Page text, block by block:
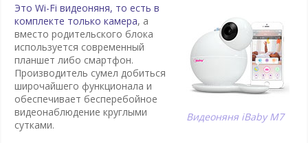
Видеоняня iBaby M7
Это Wi-Fi видеоняня, то есть в
комплекте только камера, а
вместо родительского блока
используется современный
планшет либо смартфон.
Производитель сумел добиться
широчайшего функционала и
обеспечивает бесперебойное
видеонаблюдение круглыми
сутками.